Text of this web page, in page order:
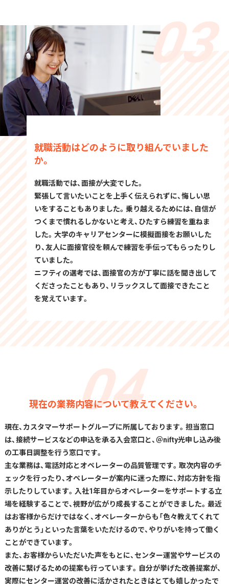
就職活動はどのように取り組んでいました
か。
就職活動では、面接が大変でした。
緊張して言いたいことを上手く伝えられずに、悔しい思
いをすることもありました。乗り越えるためには、自信が
つくまで慣れるしかないと考え、ひたすら練習を重ねま
した。大学のキャリアセンターに模擬面接をお願いした
り、友人に面接官役を頼んで練習を手伝ってもらったりし
ていました。
ニフティの選考では、面接官の方が丁寧に話を聞き出して
くださったこともあり、リラックスして面接できたこと
を覚えています。
現在の業務内容について教えてください。
現在、カスタマーサポートグループに所属しております。担当窓口
は、接続サービスなどの申込を承る入会窓口と、＠nifty光申し込み後
の工事日調整を行う窓口です。
主な業務は、電話対応とオペレーターの品質管理です。取次内容のチ
ェックを行ったり、オペレーターが案内に迷った際に、対応方針を指
示したりしています。入社1年目からオペレーターをサポートする立
場を経験することで、視野が広がり成長することができました。最近
はお客様からだけではなく、オペレーターからも「色々教えてくれて
ありがとう」といった言葉をいただけるので、やりがいを持って働く
ことができています。
また、お客様からいただいた声をもとに、センター運営やサービスの
改善に繋げるための提案も行っています。自分が挙げた改善提案が、
実際にセンター運営の改善に活かされたときはとても嬉しかったで